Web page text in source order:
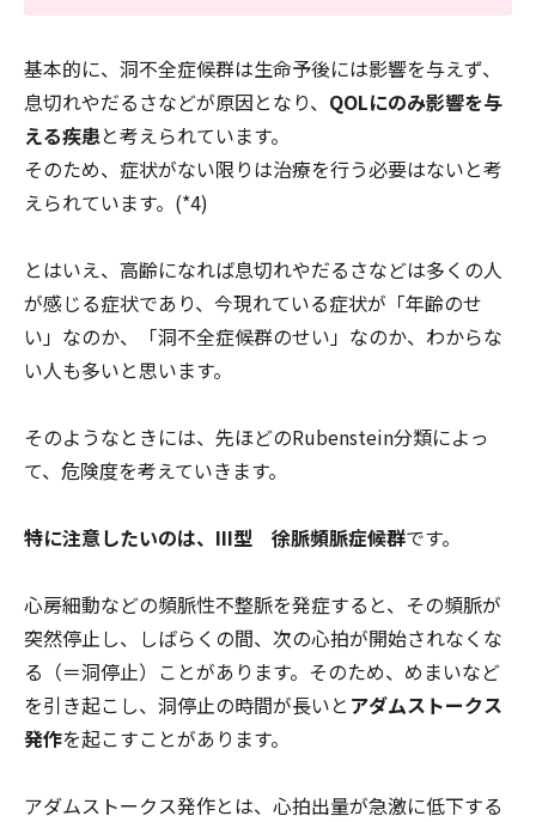
基本的に、洞不全症候群は生命予後には影響を与えず、
息切れやだるさなどが原因となり、 QOLにのみ影響を与
える疾患と考えられています。
そのため、症状がない限りは治療を行う必要はないと考
えられています。(*4)
とはいえ、高齢になれば息切れやだるさなどは多くの人
が感じる症状であり、今現れている症状が「年齢のせ
い」なのか、「洞不全症候群のせい」なのか、わからな
い人も多いと思います。
そのようなときには、先ほどのRubenstein分類によっ
て、危険度を考えていきます。
特に注意したいのは、III型 徐脈頻脈症候群です。
心房細動などの頻脈性不整脈を発症すると、その頻脈が
突然停止し、しばらくの間、次の心拍が開始されなくな
る（＝洞停止）ことがあります。そのため、めまいなど
を引き起こし、洞停止の時間が長いと アダムストークス
発作を起こすことがあります。
アダムストークス発作とは、心拍出量が急激に低下する